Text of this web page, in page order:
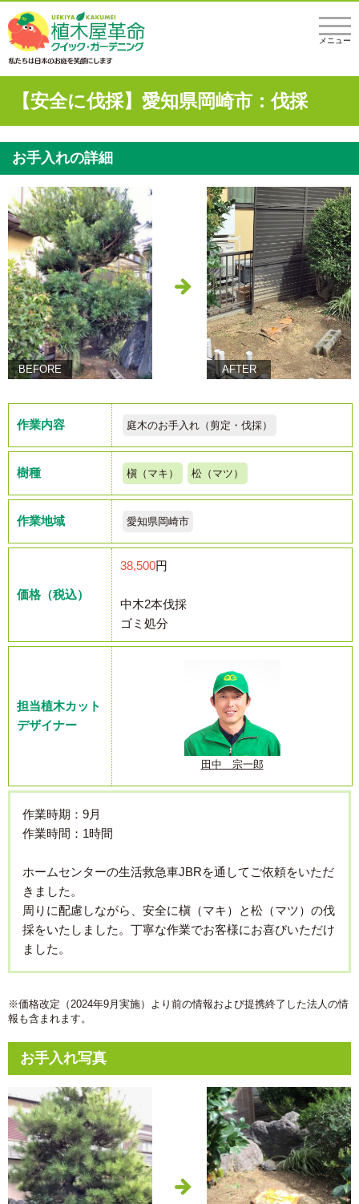
メニュー
【安全に伐採】愛知県岡崎市：伐採
お手入れの詳細
BEFORE AFTER
作業内容 庭木のお手入れ（剪定・伐採）
樹種 槇（マキ） 松（マツ）
作業地域 愛知県岡崎市
価格（税込）
38,500円
中木2本伐採
ゴミ処分
担当植木カット
デザイナー
田中 宗一郎
作業時期：9月
作業時間：1時間
ホームセンターの生活救急車JBRを通してご依頼をいただ
きました。
周りに配慮しながら、安全に槇（マキ）と松（マツ）の伐
採をいたしました。丁寧な作業でお客様にお喜びいただけ
ました。
※価格改定（2024年9月実施）より前の情報および提携終了した法人の情
報も含まれます。
お手入れ写真